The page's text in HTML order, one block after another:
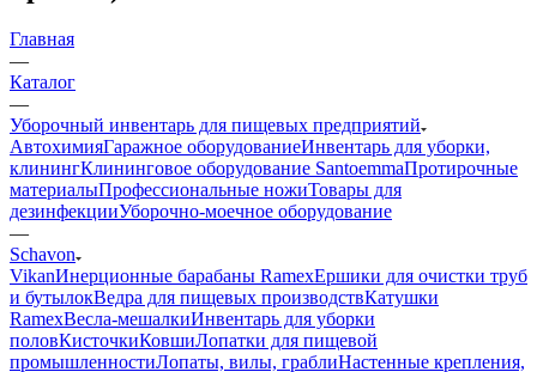
Главная
—
Каталог
—
Уборочный инвентарь для пищевых предприятий
АвтохимияГаражное оборудованиеИнвентарь для уборки,
клинингКлининговое оборудование SantoemmaПротирочные
материалыПрофессиональные ножиТовары для
дезинфекцииУборочно-моечное оборудование
—
Schavon
VikanИнерционные барабаны RamexЕршики для очистки труб
и бутылокВедра для пищевых производствКатушки
RamexВесла-мешалкиИнвентарь для уборки
половКисточкиКовшиЛопатки для пищевой
промышленностиЛопаты, вилы, граблиНастенные крепления,